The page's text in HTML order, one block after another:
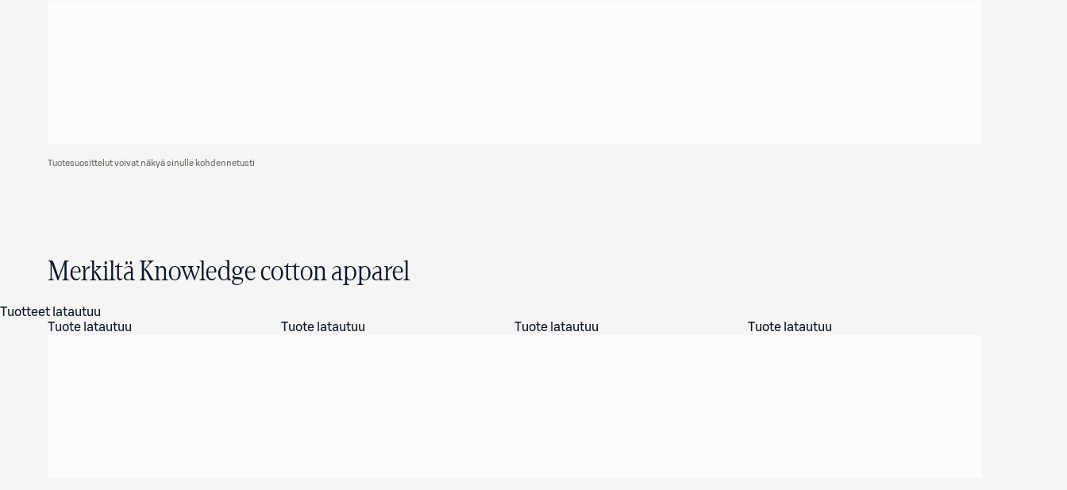
Tuotesuosittelut voivat näkyä sinulle kohdennetusti
Merkiltä Knowledge cotton apparel
Tuotteet latautuu
Tuote latautuu
Tuote latautuu Tuote latautuu Tuote latautuu